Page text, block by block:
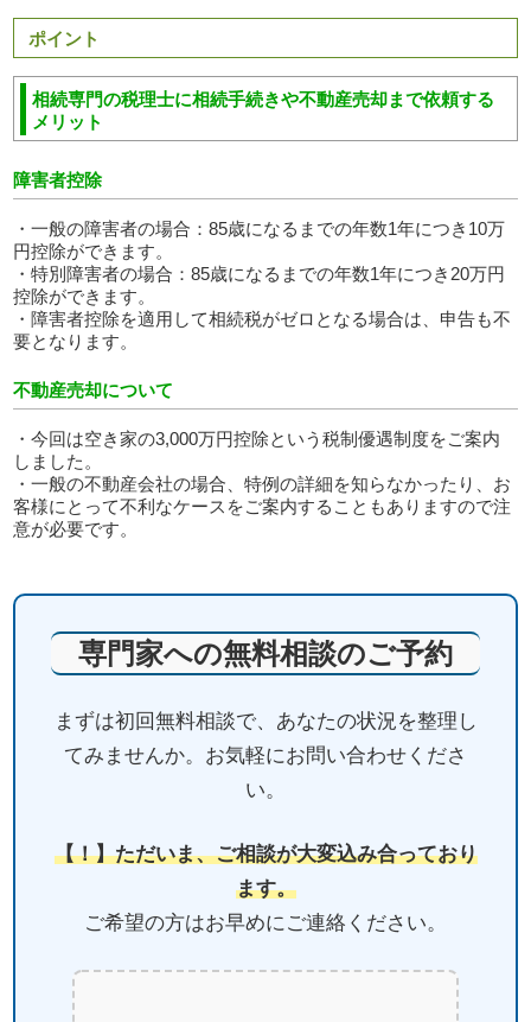
ポイント
相続専門の税理士に相続手続きや不動産売却まで依頼する
メリット
障害者控除
・一般の障害者の場合：85歳になるまでの年数1年につき10万
円控除ができます。
・特別障害者の場合：85歳になるまでの年数1年につき20万円
控除ができます。
・障害者控除を適用して相続税がゼロとなる場合は、申告も不
要となります。
不動産売却について
・今回は空き家の3,000万円控除という税制優遇制度をご案内
しました。
・一般の不動産会社の場合、特例の詳細を知らなかったり、お
客様にとって不利なケースをご案内することもありますので注
意が必要です。
専門家への無料相談のご予約
まずは初回無料相談で、あなたの状況を整理し
てみませんか。お気軽にお問い合わせくださ
い。
【！】ただいま、ご相談が大変込み合っており
ます。
ご希望の方はお早めにご連絡ください。